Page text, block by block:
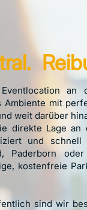
an
Ambiente mit
weit darüber
direkte Lage an
und
Paderborn
kostenfreie
sind wir